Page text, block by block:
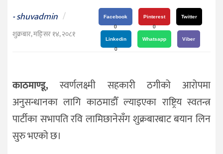
विचार
देश
-shuvadmin /
शुक्रबार, मङि्सर १४, २०८१
Facebook
0
Pinterest
0
Twitter
Linkedin
0
Whatsapp Viber
काठमाण्डू, स्वर्णलक्ष्मी सहकारी ठगीको आरोपमा
अनुसन्धानका लागि काठमाडौँ ल्याइएका राष्ट्रिय स्वतन्त्र
पार्टीका सभापति रवि लामिछानेसँग शुक्रबारबाट बयान लिन
सुरु भएको छ।